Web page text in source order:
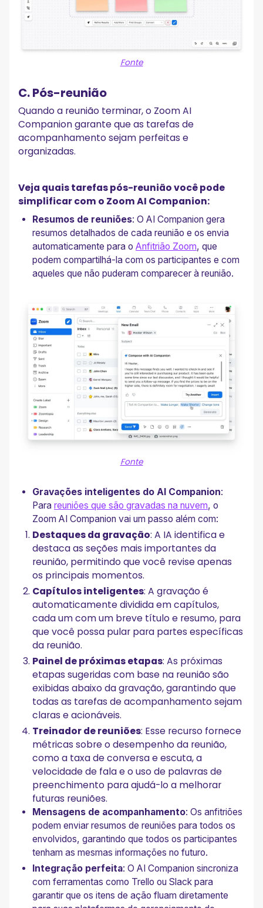
Fonte
C. Pós-reunião
Quando a reunião terminar, o Zoom AI
Companion garante que as tarefas de
acompanhamento sejam perfeitas e
organizadas.
Veja quais tarefas pós-reunião você pode
simplificar com o Zoom AI Companion:
Resumos de reuniões: O AI Companion gera
resumos detalhados de cada reunião e os envia
automaticamente para oAnfitrião Zoom, que
podem compartilhá-la com os participantes e com
aqueles que não puderam comparecer à reunião.
Fonte
Gravações inteligentes do AI Companion:
Parareuniões que são gravadas na nuvem, o
Zoom AI Companion vai um passo além com:
Destaques da gravação: A IA identifica e
destaca as seções mais importantes da
reunião, permitindo que você revise apenas
os principais momentos.
Capítulos inteligentes: A gravação é
automaticamente dividida em capítulos,
cada um com um breve título e resumo, para
que você possa pular para partes específicas
da reunião.
Painel de próximas etapas: As próximas
etapas sugeridas com base na reunião são
exibidas abaixo da gravação, garantindo que
todas as tarefas de acompanhamento sejam
claras e acionáveis.
Treinador de reuniões: Esse recurso fornece
métricas sobre o desempenho da reunião,
como a taxa de conversa e escuta, a
velocidade de fala e o uso de palavras de
preenchimento para ajudá-lo a melhorar
futuras reuniões.
Mensagens de acompanhamento: Os anfitriões
podem enviar resumos de reuniões para todos os
envolvidos, garantindo que todos os participantes
tenham as mesmas informações no futuro.
Integração perfeita: O AI Companion sincroniza
com ferramentas como Trello ou Slack para
garantir que os itens de ação fluam diretamente